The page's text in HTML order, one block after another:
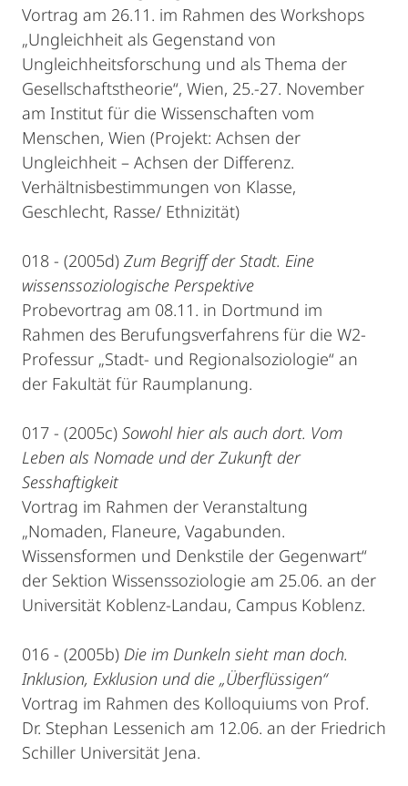
Vortrag am 26.11. im Rahmen des Workshops
„Ungleichheit als Gegenstand von
Ungleichheitsforschung und als Thema der
Gesellschaftstheorie“, Wien, 25.-27. November
am Institut für die Wissenschaften vom
Menschen, Wien (Projekt: Achsen der
Ungleichheit – Achsen der Differenz.
Verhältnisbestimmungen von Klasse,
Geschlecht, Rasse/ Ethnizität)
018 - (2005d) Zum Begriff der Stadt. Eine
wissenssoziologische Perspektive
Probevortrag am 08.11. in Dortmund im
Rahmen des Berufungsverfahrens für die W2-
Professur „Stadt- und Regionalsoziologie“ an
der Fakultät für Raumplanung.
017 - (2005c) Sowohl hier als auch dort. Vom
Leben als Nomade und der Zukunft der
Sesshaftigkeit
Vortrag im Rahmen der Veranstaltung
„Nomaden, Flaneure, Vagabunden.
Wissensformen und Denkstile der Gegenwart“
der Sektion Wissenssoziologie am 25.06. an der
Universität Koblenz-Landau, Campus Koblenz.
016 - (2005b) Die im Dunkeln sieht man doch.
Inklusion, Exklusion und die „Überflüssigen“
Vortrag im Rahmen des Kolloquiums von Prof.
Dr. Stephan Lessenich am 12.06. an der Friedrich
Schiller Universität Jena.